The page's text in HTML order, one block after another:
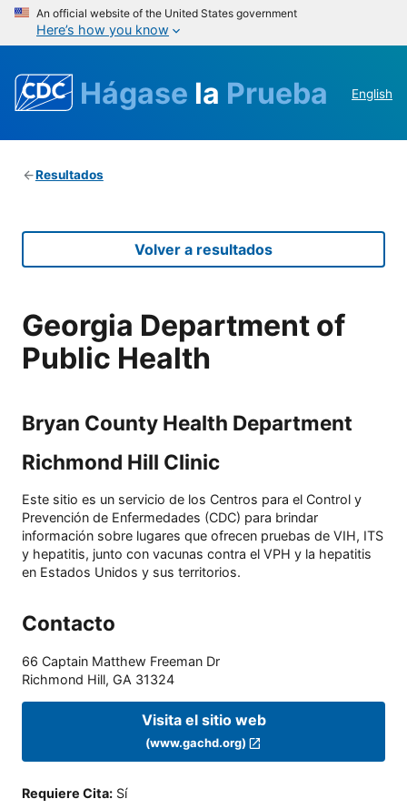
An official website of the United States government
Here’s how you know
Hágase la Prueba English
Resultados
Volver a resultados
Georgia Department of
Public Health
Bryan County Health Department
Richmond Hill Clinic
Este sitio es un servicio de los Centros para el Control y
Prevención de Enfermedades (CDC) para brindar
información sobre lugares que ofrecen pruebas de VIH, ITS
y hepatitis, junto con vacunas contra el VPH y la hepatitis
en Estados Unidos y sus territorios.
Contacto
66 Captain Matthew Freeman Dr
Richmond Hill, GA 31324
Visita el sitio web
(www.gachd.org)
Requiere Cita: Sí